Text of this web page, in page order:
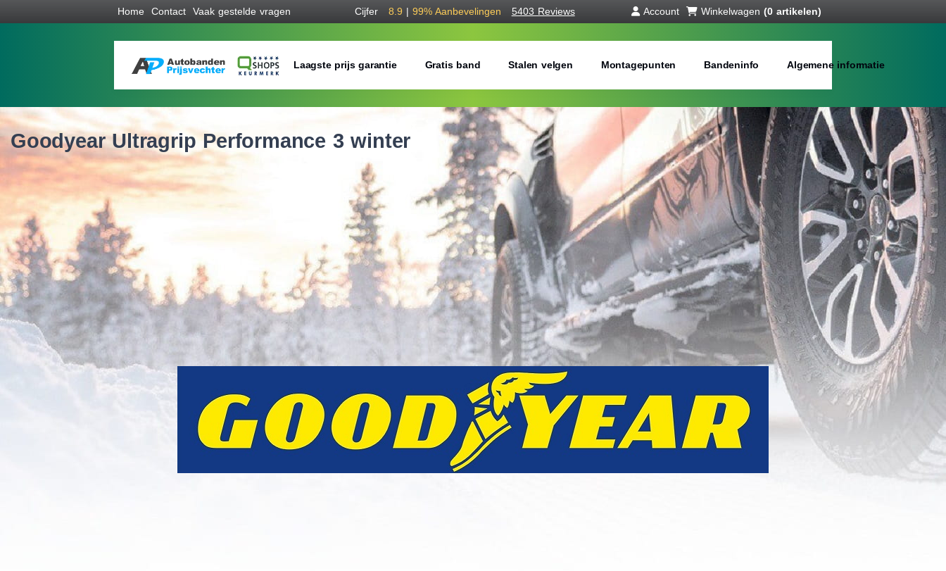
Home Contact Vaak gestelde vragen Cijfer 8.9 | 99% Aanbevelingen 5403 Reviews Account Winkelwagen (0 artikelen)
Laagste prijs garantie Gratis band Stalen velgen Montagepunten Bandeninfo Algemene informatie
Goodyear Ultragrip Performance 3 winter